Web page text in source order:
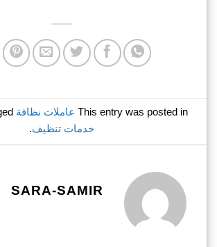
This entry was posted in عاملات نظافة
خدمات تنظيف.
SARA-SAMIR